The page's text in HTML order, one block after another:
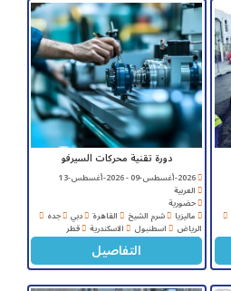
دورة تقنية محركات السيرفو
2026-أغسطس-09 - 2026-أغسطس-13
العربية
حضورية
ماليزيا شرم الشيخ القاهرة دبي جده
الرياض اسطنبول الاسكندرية قطر
التفاصيل